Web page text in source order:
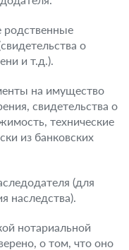
о
и т.д.).
на имущество
свидетельства о
технические
из банковских
(для
наследства).
нотариальной
о том, что оно